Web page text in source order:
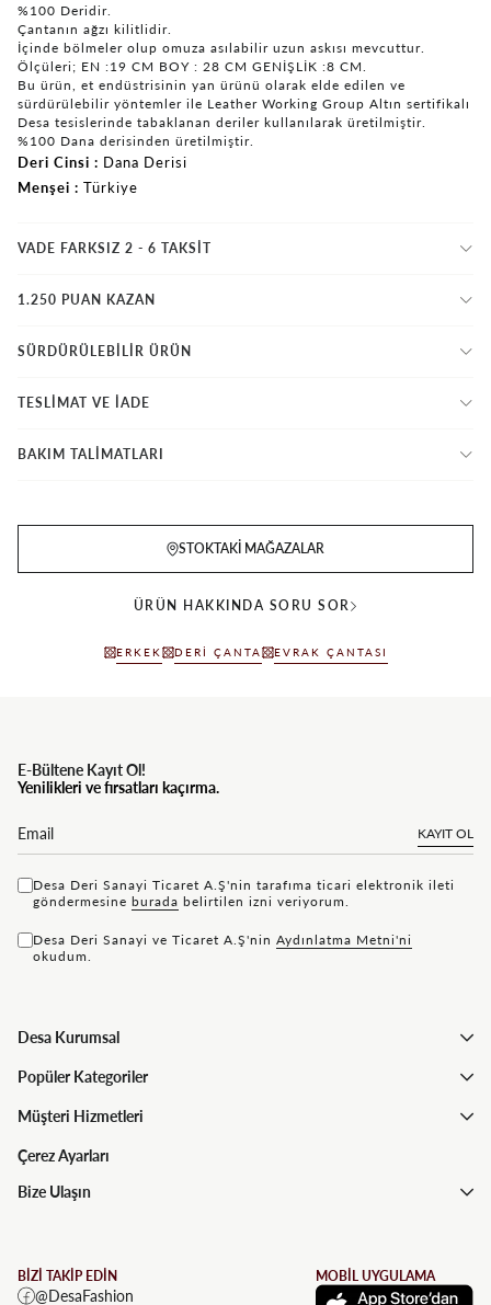
%100 Deridir.
Çantanın ağzı kilitlidir.
İçinde bölmeler olup omuza asılabilir uzun askısı mevcuttur.
Ölçüleri; EN :19 CM BOY : 28 CM GENİŞLİK :8 CM.
Bu ürün, et endüstrisinin yan ürünü olarak elde edilen ve
sürdürülebilir yöntemler ile Leather Working Group Altın sertifikalı
Desa tesislerinde tabaklanan deriler kullanılarak üretilmiştir.
%100 Dana derisinden üretilmiştir.
Deri Cinsi
Dana Derisi
Menşei
Türkiye
VADE FARKSIZ 2 - 6 TAKSIT
1.250 PUAN KAZAN
SÜRDÜRÜLEBİLİR ÜRÜN
TESLİMAT VE İADE
BAKIM TALİMATLARI
STOKTAKI MAĞAZALAR
ÜRÜN HAKKINDA SORU SOR
ERKEK DERI ÇANTA EVRAK ÇANTASI
E-Bültene Kayıt Ol!
Yenilikleri ve fırsatları kaçırma.
KAYIT OL
Desa Deri Sanayi Ticaret A.Ş'nin tarafıma ticari elektronik ileti
göndermesine bu rada belirtilen izni veriyorum.
Desa Deri Sanayi ve Ticaret A.Ş'nin Aydınlatma Metni'ni
okudum.
Desa Kurumsal
Popüler Kategoriler
Müşteri Hizmetleri
Çerez Ayarları
Bize Ulaşın
BİZİ TAKİP EDİN
@DesaFashion
MOBİL UYGULAMA